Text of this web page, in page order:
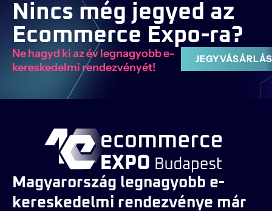
Nincs még jegyed az
Ecommerce Expo-ra?
Ne hagyd ki az év legnagyobb e-
kereskedelmi rendezvényét!
JEGYVÁSÁRLÁS
Magyarország legnagyobb e-
kereskedelmi rendezvénye már